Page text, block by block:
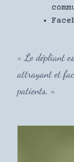
« Le dépliant
attrayant et
patients. »